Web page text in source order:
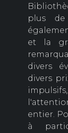
plus
et la
divers
divers
entier.
à